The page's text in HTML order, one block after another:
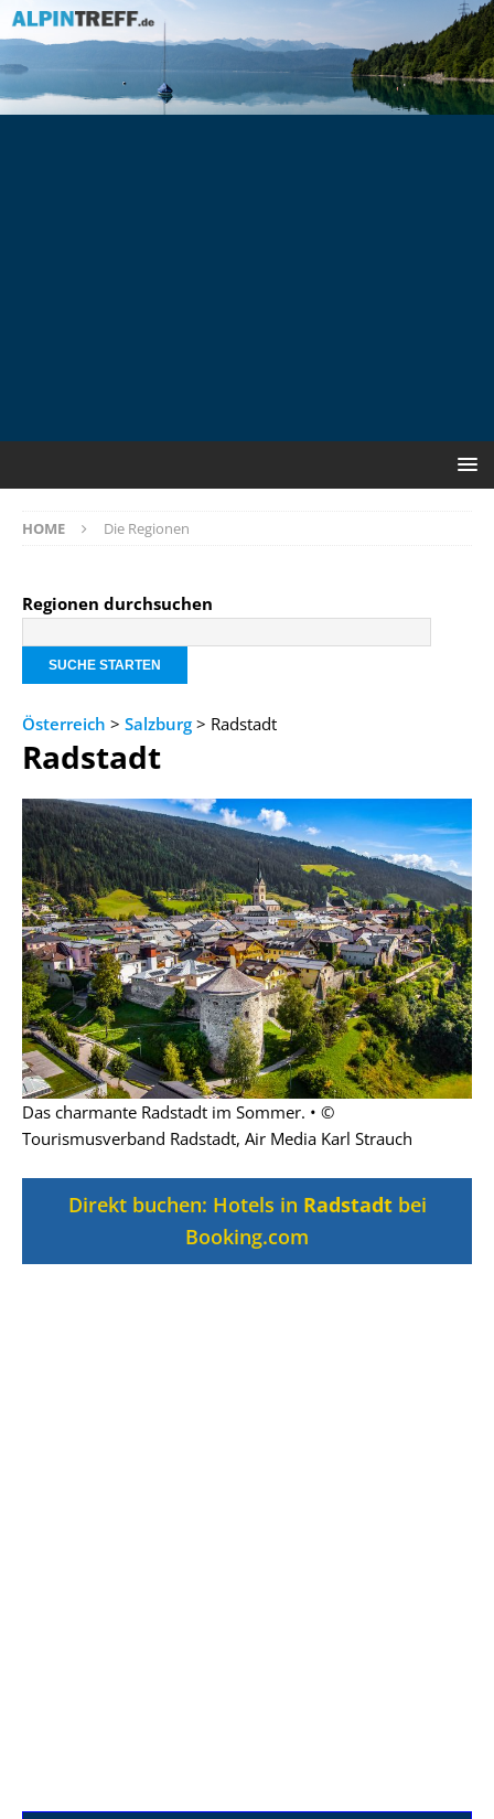
HOME Die Regionen
Regionen durchsuchen
Österreich > Salzburg > Radstadt
Radstadt
Das charmante Radstadt im Sommer. • ©
Tourismusverband Radstadt, Air Media Karl Strauch
Direkt buchen: Hotels in Radstadtbei
Booking.com